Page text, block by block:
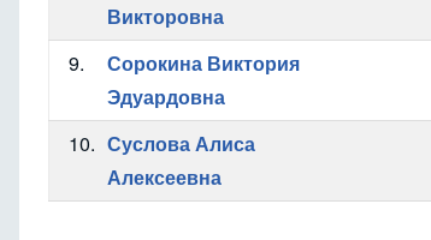
Викторовна
9.
Сорокина Виктория
Эдуардовна
10. Суслова Алиса
Алексеевна